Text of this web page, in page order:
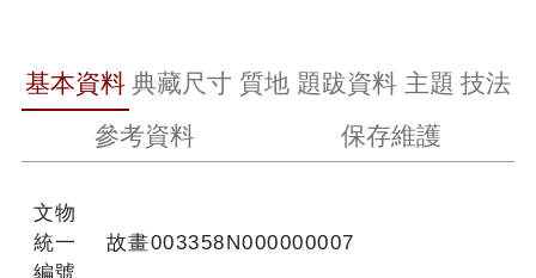
基本資料 典藏尺寸 質地 題跋資料 主題 技法
參考資料
保存維護
文物
統一
編號
故畫003358N000000007